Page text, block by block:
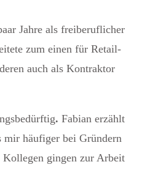
Jahre als freiberuflicher
zum einen für Retail-
auch als Kontraktor
. Fabian erzählt
mir häufiger bei Gründern
Kollegen gingen zur Arbeit